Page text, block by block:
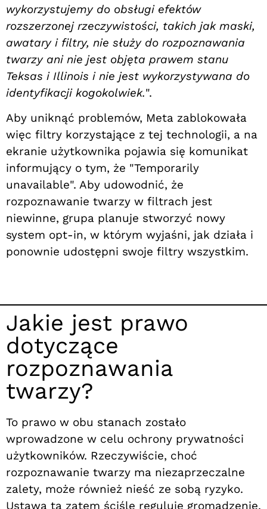
wykorzystujemy do obsługi efektów
rozszerzonej rzeczywistości, takich jak maski,
awatary i filtry, nie służy do rozpoznawania
twarzy ani nie jest objęta prawem stanu
Teksas i Illinois i nie jest wykorzystywana do
identyfikacji kogokolwiek.".
Aby uniknąć problemów, Meta zablokowała
więc filtry korzystające z tej technologii, a na
ekranie użytkownika pojawia się komunikat
informujący o tym, że "Temporarily
unavailable". Aby udowodnić, że
rozpoznawanie twarzy w filtrach jest
niewinne, grupa planuje stworzyć nowy
system opt-in, w którym wyjaśni, jak działa i
ponownie udostępni swoje filtry wszystkim.
Jakie jest prawo
dotyczące
rozpoznawania
twarzy?
To prawo w obu stanach zostało
wprowadzone w celu ochrony prywatności
użytkowników. Rzeczywiście, choć
rozpoznawanie twarzy ma niezaprzeczalne
zalety, może również nieść ze sobą ryzyko.
Ustawa ta zatem ściśle reguluje gromadzenie,